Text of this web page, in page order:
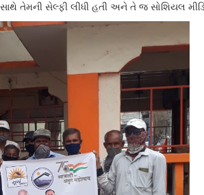
તેમની સેલ્ફી લીધી હતી અને તે જ સોશિયલ